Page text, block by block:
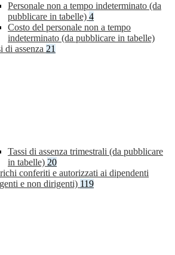
Personale non a tempo indeterminato (da
pubblicare in tabelle) 4
Costo del personale non a tempo
indeterminato (da pubblicare in tabelle)
di assenza 21
Tassi di assenza trimestrali (da pubblicare
in tabelle) 20
conferiti e autorizzati ai dipendenti
e non dirigenti) 119